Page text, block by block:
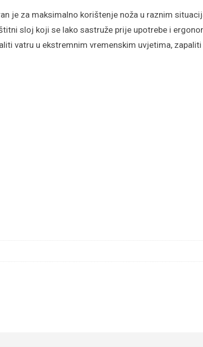
je za maksimalno korištenje noža u raznim
sloj koji se lako sastruže prije upotrebe i
vatru u ekstremnim vremenskim uvjetima,